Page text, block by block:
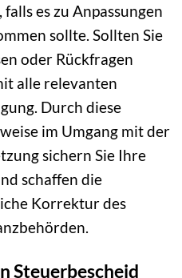
es zu Anpassungen
sollte. Sollten Sie
oder Rückfragen
alle relevanten
Durch diese
im Umgang mit der
sichern Sie Ihre
schaffen die
Korrektur des
Steuerbescheid